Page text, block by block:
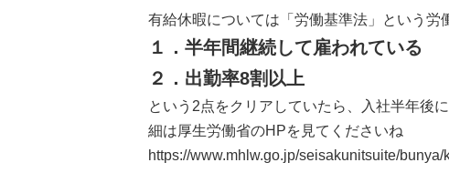
有給休暇については「労働基準法」という労
１．半年間継続して雇われている
２．出勤率8割以上
という2点をクリアしていたら、入社半年後
細は厚生労働省のHPを見てくださいね
https://www.mhlw.go.jp/seisakunitsuite/